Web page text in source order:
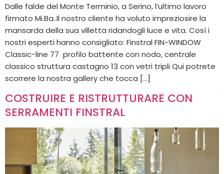
Dalle falde del Monte Terminio, a Serino, l’ultimo lavoro
firmato Mi.Ba..Il nostro cliente ha voluto impreziosire la
mansarda della sua villetta ridandogli luce e vita. Così i
nostri esperti hanno consigliato: Finstral FIN-WINDOW
Classic-line 77 profilo battente con nodo, centrale
classico struttura castagno 13 con vetri tripli Qui potrete
scorrere la nostra gallery che tocca […]
COSTRUIRE E RISTRUTTURARE CON
SERRAMENTI FINSTRAL